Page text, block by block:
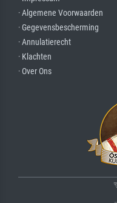
· Algemene Voorwaarden
· Gegevensbescherming
· Annulatierecht
· Klachten
· Over Ons